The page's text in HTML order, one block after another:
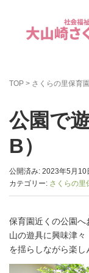
TOP > さくらの里保育園
公園で
B）
公開済み: 2023年5月10
カテゴリー: さくらの里
保育園近くの公園へ
山の遊具に興味津
を揺らしながら楽し